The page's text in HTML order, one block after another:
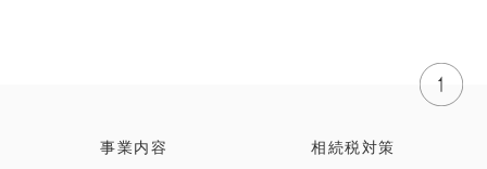
事業内容 相続税対策